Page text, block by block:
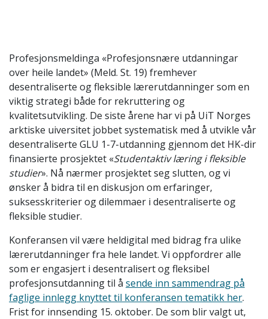
Profesjonsmeldinga «Profesjonsnære utdanningar
over heile landet» (Meld. St. 19) fremhever
desentraliserte og fleksible lærerutdanninger som en
viktig strategi både for rekruttering og
kvalitetsutvikling. De siste årene har vi på UiT Norges
arktiske uiversitet jobbet systematisk med å utvikle vår
desentraliserte GLU 1-7-utdanning gjennom det HK-dir
finansierte prosjektet «Studentaktiv læring i fleksible
studier». Nå nærmer prosjektet seg slutten, og vi
ønsker å bidra til en diskusjon om erfaringer,
suksesskriterier og dilemmaer i desentraliserte og
fleksible studier.
Konferansen vil være heldigital med bidrag fra ulike
lærerutdanninger fra hele landet. Vi oppfordreralle
som er engasjert i desentralisert og fleksibel
profesjonsutdanningtil å sende inn sammendrag på
faglige innlegg knyttet til konferansen tematikk her.
Frist for innsending 15. oktober. De som blir valgt ut,